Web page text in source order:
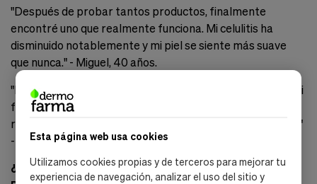
Esta página web usa cookies
Utilizamos cookies propias y de terceros para mejorar tu
experiencia de navegación, analizar el uso del sitio y
"Después de probar tantos productos, finalmente
encontré uno que realmente funciona. Mi celulitis ha
disminuido notablemente y mi piel se siente más suave
que nunca." - Miguel, 40 años.
"Nunca pensé que un producto pudiera hacer tanto por mi
figura. Con Lierac, he logrado tonificar mi abdomen y
reducir la flacidez en mis brazos. ¡Lo recomiendo a todos!"
- Laura, 28 años.
¿Por qué comprar la línea de body sculpt de Lierac en